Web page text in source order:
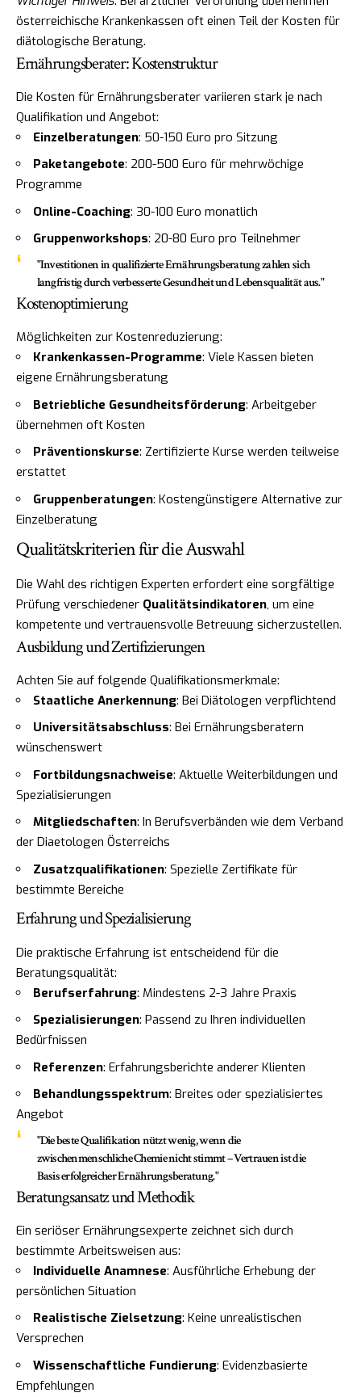
österreichische Krankenkassen oft einen Teil der Kosten für
diätologische Beratung.
Ernährungsberater: Kostenstruktur
Die Kosten für Ernährungsberater variieren stark je nach
Qualifikation und Angebot:
Einzelberatungen: 50-150 Euro pro Sitzung
Paketangebote: 200-500 Euro für mehrwöchige
Programme
Online-Coaching: 30-100 Euro monatlich
Gruppenworkshops: 20-80 Euro pro Teilnehmer
"Investitionen in qualifizierte Ernährungsberatung zahlen sich
langfristig durch verbesserte Gesundheit und Lebensqualität aus."
Kostenoptimierung
Möglichkeiten zur Kostenreduzierung:
Krankenkassen-Programme: Viele Kassen bieten
eigene Ernährungsberatung
Betriebliche Gesundheitsförderung: Arbeitgeber
übernehmen oft Kosten
Präventionskurse: Zertifizierte Kurse werden teilweise
erstattet
Gruppenberatungen: Kostengünstigere Alternative zur
Einzelberatung
Qualitätskriterien für die Auswahl
Die Wahl des richtigen Experten erfordert eine sorgfältige
Prüfung verschiedener Qualitätsindikatoren, um eine
kompetente und vertrauensvolle Betreuung sicherzustellen.
Ausbildung und Zertifizierungen
Achten Sie auf folgende Qualifikationsmerkmale:
Staatliche Anerkennung: Bei Diätologen verpflichtend
Universitätsabschluss: Bei Ernährungsberatern
wünschenswert
Fortbildungsnachweise: Aktuelle Weiterbildungen und
Spezialisierungen
Mitgliedschaften: In Berufsverbänden wie dem Verband
der Diaetologen Österreichs
Zusatzqualifikationen: Spezielle Zertifikate für
bestimmte Bereiche
Erfahrung und Spezialisierung
Die praktische Erfahrung ist entscheidend für die
Beratungsqualität:
Berufserfahrung: Mindestens 2-3 Jahre Praxis
Spezialisierungen: Passend zu Ihren individuellen
Bedürfnissen
Referenzen: Erfahrungsberichte anderer Klienten
Behandlungsspektrum: Breites oder spezialisiertes
Angebot
"Die beste Qualifikation nützt wenig, wenn die
zwischenmenschliche Chemie nicht stimmt – Vertrauen ist die
Basis erfolgreicher Ernährungsberatung."
Beratungsansatz und Methodik
Ein seriöser Ernährungsexperte zeichnet sich durch
bestimmte Arbeitsweisen aus:
Individuelle Anamnese: Ausführliche Erhebung der
persönlichen Situation
Realistische Zielsetzung: Keine unrealistischen
Versprechen
Wissenschaftliche Fundierung: Evidenzbasierte
Empfehlungen